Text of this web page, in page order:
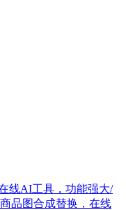
线AI工具，功能强大/
品图合成替换，在线